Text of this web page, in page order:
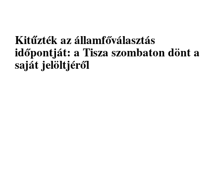
Kitűzték az államfőválasztás
időpontját: a Tisza szombaton dönt a
saját jelöltjéről